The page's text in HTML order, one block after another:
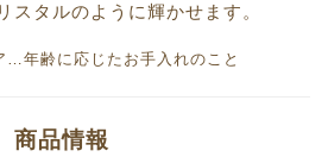
スタルのように輝かせます。
…年齢に応じたお手入れのこと
商品情報